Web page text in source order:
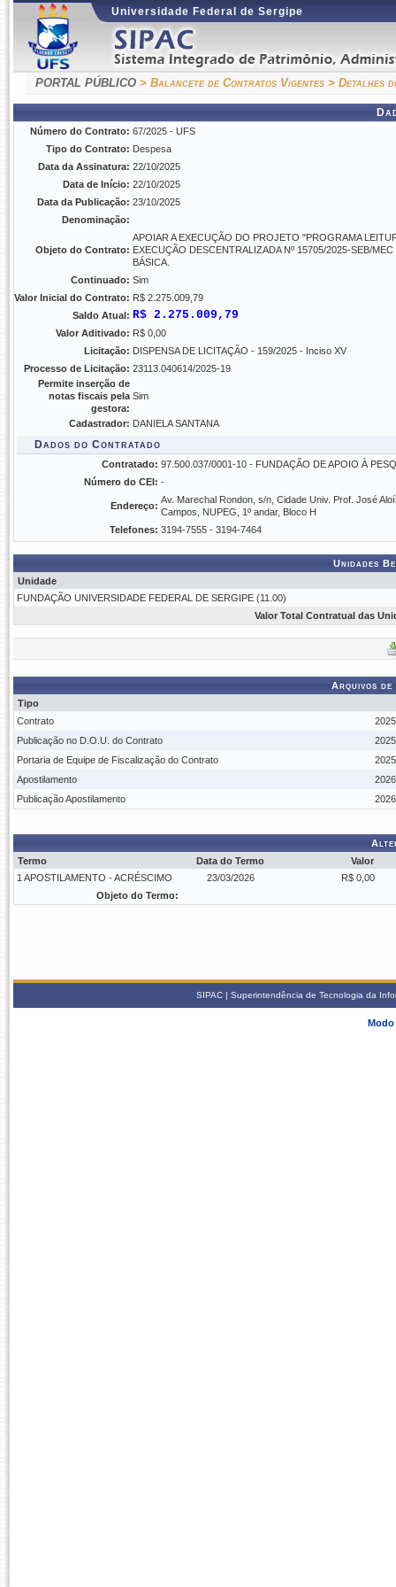
Universidade Federal de Sergipe
PORTAL PÚBLICO > Balancete de Contratos Vigentes > Detalhes
Número do Contrato: 67/2025 - UFS
Tipo do Contrato: Despesa
Data da Assinatura: 22/10/2025
Data de Início: 22/10/2025
Data da Publicação: 23/10/2025
Denominação:
Objeto do Contrato:
APOIAR A EXECUÇÃO DO PROJETO "PROGRAMA
EXECUÇÃO DESCENTRALIZADA Nº 15705/2025-SEB/
BÁSICA.
Continuado: Sim
Valor Inicial do Contrato: R$ 2.275.009,79
Saldo Atual: R$ 2.275.009,79
Valor Aditivado: R$ 0,00
Licitação: DISPENSA DE LICITAÇÃO - 159/2025 - Inciso XV
Processo de Licitação: 23113.040614/2025-19
Permite inserção de
notas fiscais pela
gestora:
Sim
Cadastrador: DANIELA SANTANA
Dados do Contratado
Contratado: 97.500.037/0001-10 - FUNDAÇÃO DE APOIO À
Número do CEI: -
Endereço:
Av. Marechal Rondon, s/n, Cidade Univ. Prof. José
Campos, NUPEG, 1º andar, Bloco H
Telefones: 3194-7555 - 3194-7464
Unidades
Unidade
FUNDAÇÃO UNIVERSIDADE FEDERAL DE SERGIPE (11.00)
Valor Total Contratual das
Arquivos
Tipo
Contrato
Publicação no D.O.U. do Contrato
Portaria de Equipe de Fiscalização do Contrato
Apostilamento
Publicação Apostilamento
Termo
Data do Termo
Valor
1 APOSTILAMENTO - ACRÉSCIMO
23/03/2026
R$ 0,00
Objeto do Termo:
SIPAC | Superintendência de Tecnologia da
Modo